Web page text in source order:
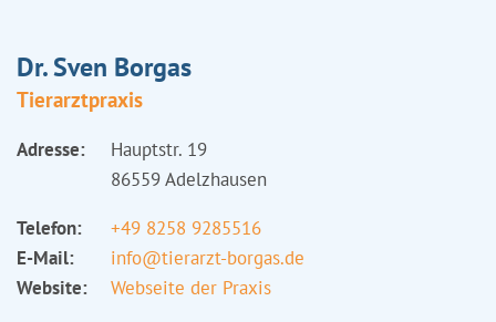
Dr. Sven Borgas
Tierarztpraxis
Adresse:
Hauptstr. 19
86559 Adelzhausen
Telefon:
+49 8258 9285516
E-Mail:
info@tierarzt-borgas.de
Website:
Webseite der Praxis